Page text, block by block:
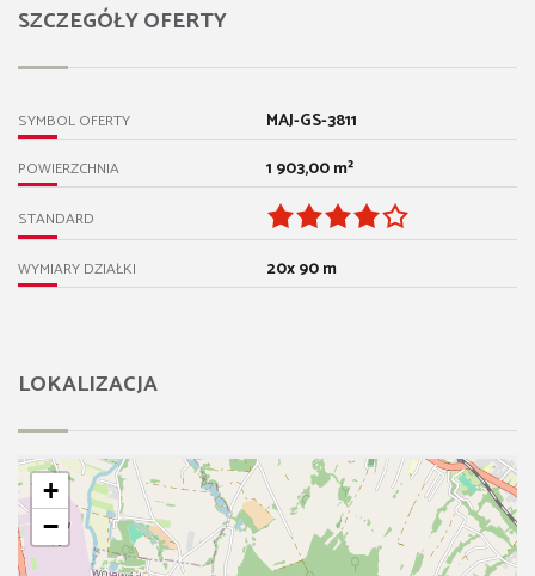
SZCZEGÓŁY OFERTY
SYMBOL OFERTY MAJ-GS-3811
POWIERZCHNIA 1 903,00 m²
STANDARD
WYMIARY DZIAŁKI 20x 90 m
LOKALIZACJA
+
−